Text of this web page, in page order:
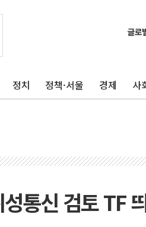
정치 정책·서울 경제 사
통신 검토 TF